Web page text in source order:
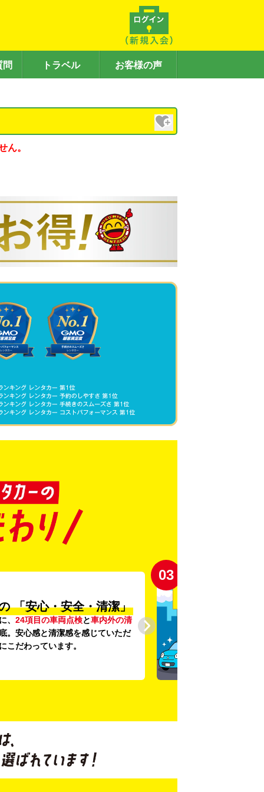
問 トラベル お客様の声
ん。
「安心・安全・清潔」
、 24項目の車両点検と車内外の清
。安心感と清潔感を感じていただ
こだわっています。
03